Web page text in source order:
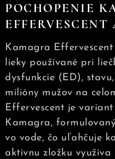
POCHOPENIE
Kamagra
lieky používané pri
dysfunkcie (ED),
milióny mužov na
Effervescent je
Kamagra,
vo vode, čo uľahčuje
aktívnu zložku